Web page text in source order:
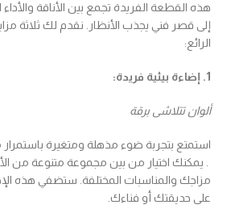
هذه القطعة الفريدة تجمع بين الأناقة
إلى قصر فني يجذب الأنظار. نقدم لك ثلاثة
الرائع:
1. إضاءة بيئية فريدة:
ألوان تتلاشى برقة
استمتع بتجربة ضوء مذهلة ومتغيرة باستمرار
. يمكنك اختيار من بين مجموعة متنوعة من
مزاجك والمناسبات المختلفة. ستضفي هذه
على حديقتك أو فناءك.